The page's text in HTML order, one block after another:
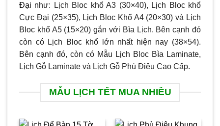
Đại như: Lịch Bloc khổ A3 (30×40), Lịch Bloc khổ
Cực Đại (25×35), Lịch Bloc Khổ A4 (20×30) và Lịch
Bloc khổ A5 (15×20) gắn với Bìa Lịch. Bên cạnh đó
còn có Lịch Bloc khổ lớn nhất hiện nay (38×54).
Bên cạnh đó, còn có Mẫu Lịch Bloc Bìa Laminate,
Lịch Gỗ Laminate và Lịch Gỗ Phù Điêu Cao Cấp.
MẪU LỊCH TẾT MUA NHIỀU